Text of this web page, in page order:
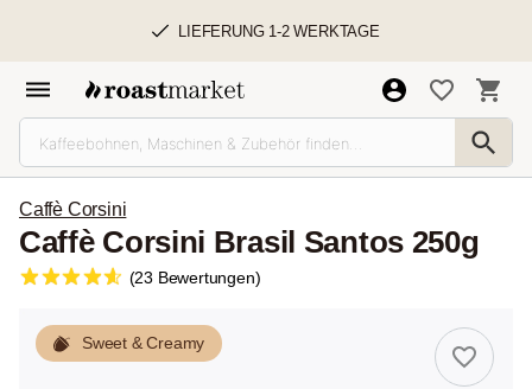
LIEFERUNG 1-2 WERKTAGE
Caffè Corsini
Caffè Corsini Brasil Santos 250g
(23 Bewertungen)
Sweet & Creamy